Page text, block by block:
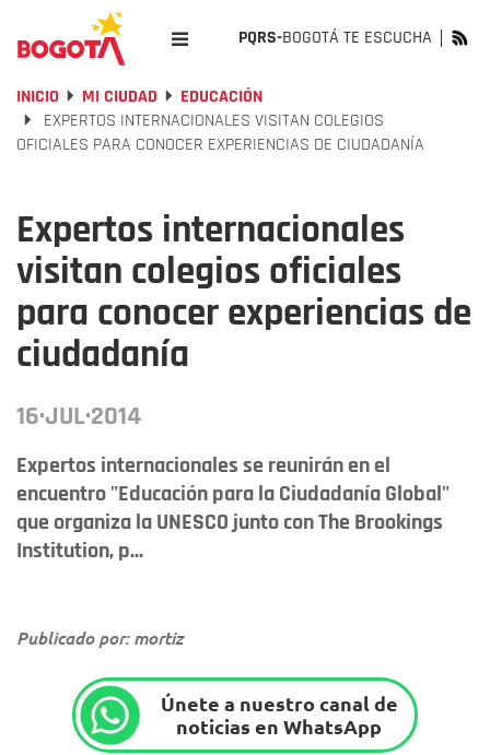
PQRS-BOGOTÁ TE ESCUCHA
INICIO MI CIUDAD
EDUCACIÓN
EXPERTOS INTERNACIONALES VISITAN COLEGIOS
OFICIALES PARA CONOCER EXPERIENCIAS DE CIUDADANÍA
Expertos internacionales
visitan colegios oficiales
para conocer experiencias de
ciudadanía
16·JUL·2014
Expertos internacionales se reunirán en el
encuentro "Educación para la Ciudadanía Global"
que organiza la UNESCO junto con The Brookings
Institution, p...
Publicado por: mortiz
Únete a nuestro canal de
noticias en WhatsApp